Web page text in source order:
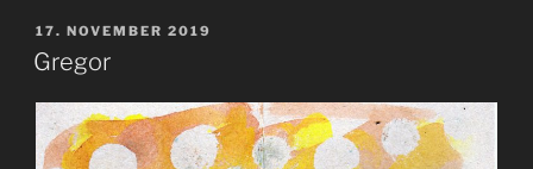
VERÖFFENTLICHT
AM
17. NOVEMBER 2019
Gregor